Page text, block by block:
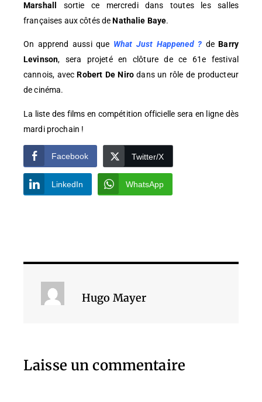
Marshall
sortie ce mercredi dans toutes les salles
françaises aux côtés deNathalie Baye.
On apprend aussi que What Just Happened ? deBarry
Levinson, sera projeté en clôture de ce 61e festival
cannois, avecRobert De Nirodans un rôle de producteur
de cinéma.
La liste des films en compétition officielle sera en ligne dès
mardi prochain !
Facebook Twitter/X
LinkedIn WhatsApp
Hugo Mayer
Laisse un commentaire